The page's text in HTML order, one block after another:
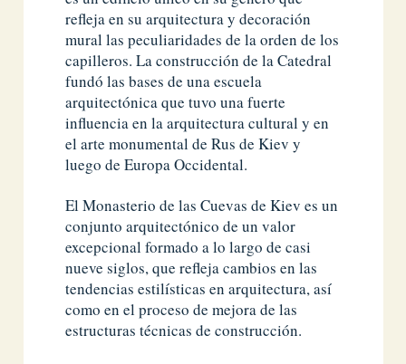
refleja en su arquitectura y decoración
mural las peculiaridades de la orden de los
capilleros. La construcción de la Catedral
fundó las bases de una escuela
arquitectónica que tuvo una fuerte
influencia en la arquitectura cultural y en
el arte monumental de Rus de Kiev y
luego de Europa Occidental.
El Monasterio de las Cuevas de Kiev es un
conjunto arquitectónico de un valor
excepcional formado a lo largo de casi
nueve siglos, que refleja cambios en las
tendencias estilísticas en arquitectura, así
como en el proceso de mejora de las
estructuras técnicas de construcción.